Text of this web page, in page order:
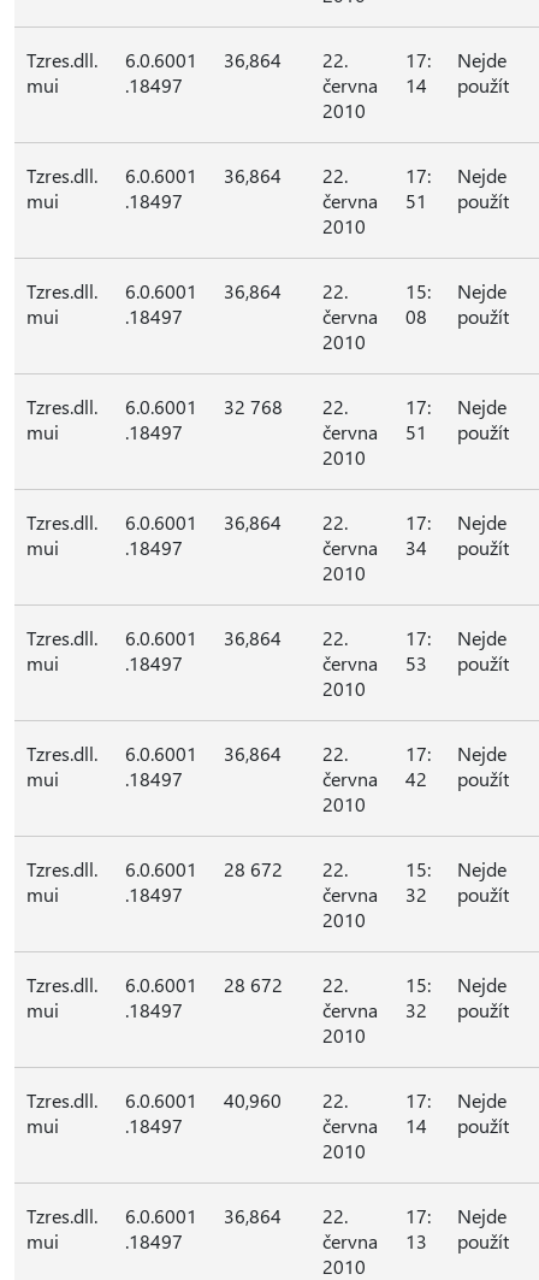
Tzres.dll.
mui
6.0.6001
.18497
36,864
22.
června
2010
17:
14
Nejde
použít
Tzres.dll.
mui
6.0.6001
.18497
36,864
22.
června
2010
17:
51
Nejde
použít
Tzres.dll.
mui
6.0.6001
.18497
36,864
22.
června
2010
15:
08
Nejde
použít
Tzres.dll.
mui
6.0.6001
.18497
32 768
22.
června
2010
17:
51
Nejde
použít
Tzres.dll.
mui
6.0.6001
.18497
36,864
22.
června
2010
17:
34
Nejde
použít
Tzres.dll.
mui
6.0.6001
.18497
36,864
22.
června
2010
17:
53
Nejde
použít
Tzres.dll.
mui
6.0.6001
.18497
36,864
22.
června
2010
17:
42
Nejde
použít
Tzres.dll.
mui
6.0.6001
.18497
28 672
22.
června
2010
15:
32
Nejde
použít
Tzres.dll.
mui
6.0.6001
.18497
28 672
22.
června
2010
15:
32
Nejde
použít
Tzres.dll.
mui
6.0.6001
.18497
40,960
22.
června
2010
17:
14
Nejde
použít
Tzres.dll.
mui
6.0.6001
.18497
36,864
22.
června
2010
17:
13
Nejde
použít